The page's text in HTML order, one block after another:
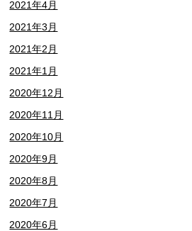
2021年4月
2021年3月
2021年2月
2021年1月
2020年12月
2020年11月
2020年10月
2020年9月
2020年8月
2020年7月
2020年6月